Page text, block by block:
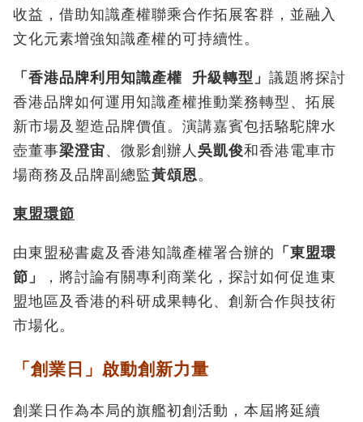
收益，借助知識產權聯乘合作拓展客群，並融入
文化元素增強知識產權的可持續性。
「香港品牌利用知識產權 升級轉型」 議題將探討
香港品牌如何運用知識產權推動業務轉型、拓展
新市場及塑造品牌價值。演講嘉賓包括駱駝牌水
壺董事梁澄宙、微影創辦人 吳凱俊和香港電車市
場商務及品牌副總監黃頌恩。
東盟環節
由東盟秘書處及香港知識產權署合辦的 「東盟環
節」
，將討論有關專利商業化，探討如何促進東
盟地區及香港的科研成果轉化、創新合作與技術
市場化。
「創業日」啟動創新力量
創業日作為本局的旗艦初創活動，本屆將延續